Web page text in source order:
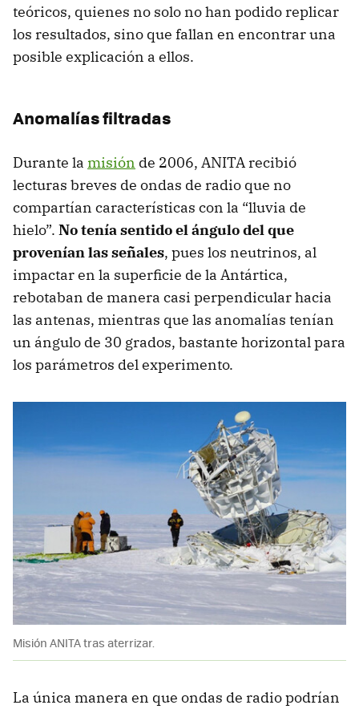
teóricos, quienes no solo no han podido replicar
los resultados, sino que fallan en encontrar una
posible explicación a ellos.
Anomalías filtradas
Durante la misión de 2006, ANITA recibió
lecturas breves de ondas de radio que no
compartían características con la “lluvia de
hielo”. No tenía sentido el ángulo del que
provenían las señales, pues los neutrinos, al
impactar en la superficie de la Antártica,
rebotaban de manera casi perpendicular hacia
las antenas, mientras que las anomalías tenían
un ángulo de 30 grados, bastante horizontal para
los parámetros del experimento.
Misión ANITA tras aterrizar.
La única manera en que ondas de radio podrían